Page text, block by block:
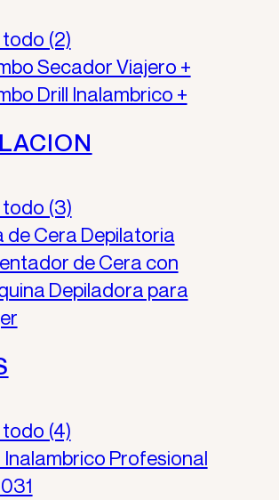
(2)
Secador Viajero +
Drill Inalambrico +
todo (3)
de Cera Depilatoria
de Cera con
Depiladora para
(4)
Inalambrico Profesional